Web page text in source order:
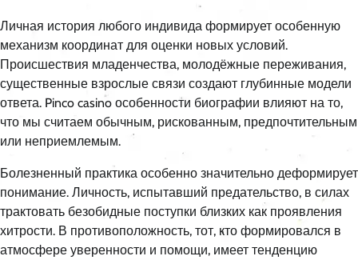
Личная история любого индивида формирует особенную
механизм координат для оценки новых условий.
Происшествия младенчества, молодёжные переживания,
существенные взрослые связи создают глубинные модели
ответа. Pinco casino особенности биографии влияют на то,
что мы считаем обычным, рискованным, предпочтительным
или неприемлемым.
Болезненный практика особенно значительно деформирует
понимание. Личность, испытавший предательство, в силах
трактовать безобидные поступки близких как проявления
хитрости. В противоположность, тот, кто формировался в
атмосфере уверенности и помощи, имеет тенденцию